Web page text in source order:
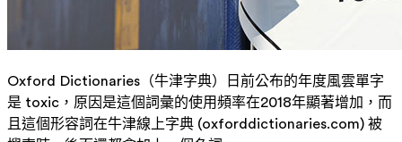
Oxford Dictionaries（牛津字典）日前公布的年度風雲單字
是 toxic，原因是這個詞彙的使用頻率在2018年顯著增加，而
且這個形容詞在牛津線上字典 (oxforddictionaries.com) 被